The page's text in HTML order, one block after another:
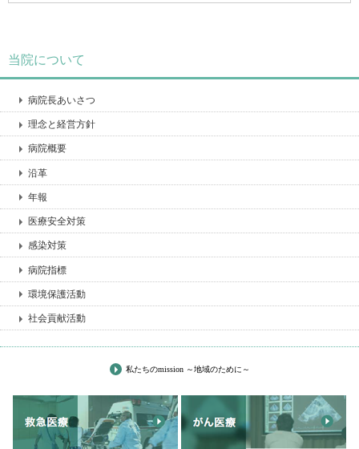
当院について
病院長あいさつ
理念と経営方針
病院概要
沿革
年報
医療安全対策
感染対策
病院指標
環境保護活動
社会貢献活動
私たちのmission ～地域のために～